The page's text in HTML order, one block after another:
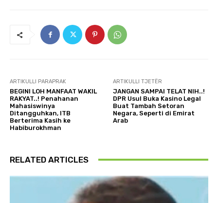
ARTIKULLI PARAPRAK
BEGINI LOH MANFAAT WAKIL
RAKYAT..! Penahanan
Mahasiswinya
Ditangguhkan, ITB
Berterima Kasih ke
Habiburokhman
ARTIKULLI TJETËR
JANGAN SAMPAI TELAT NIH..!
DPR Usul Buka Kasino Legal
Buat Tambah Setoran
Negara, Seperti di Emirat
Arab
RELATED ARTICLES